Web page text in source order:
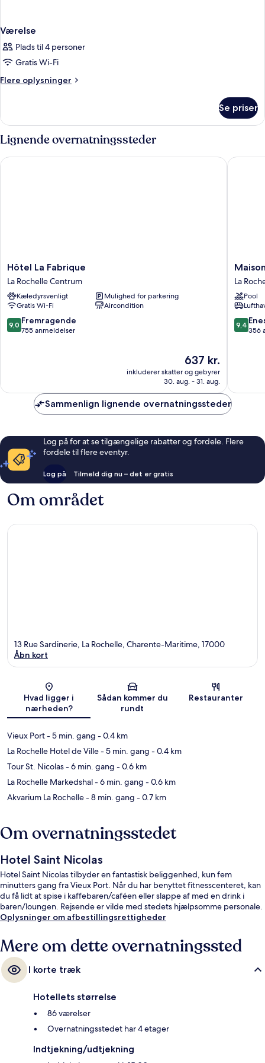
Værelse
Plads til 4 personer
Gratis Wi-Fi
Flere oplysninger
Flere
Se priser
Lignende overnatningssteder
Hôtel
La
Fabrique
La
Rochelle
Centrum
Hôtel La Fabrique
La Rochelle Centrum
Kæledyrsvenligt
Mulighed for parkering
Gratis Wi-Fi
Aircondition
9.0
ud
9,0 Fremragende
755 anmeldelser
Prisen
er
637 kr.
637 kr.
inkluderer skatter og gebyrer
30. aug. - 31. aug.
Hôtel La Fabrique
Maison
des
La
Rochelle
La
Pool
9.4
ud
9,4
356
Maison
Sammenlign lignende overnatningssteder
Log på for at se tilgængelige rabatter og fordele. Flere
fordele til flere eventyr.
Log på Tilmeld dig nu – det er gratis
Om området
Kort
13 Rue Sardinerie, La Rochelle, Charente-Maritime, 17000
Åbn kort
Hvad ligger i
nærheden?
Sådan kommer du
rundt
Restauranter
Vieux Port- 5 min. gang - 0.4 km
La Rochelle Hotel de Ville- 5 min. gang - 0.4 km
Tour St. Nicolas- 6 min. gang - 0.6 km
La Rochelle Markedshal- 6 min. gang - 0.6 km
Akvarium La Rochelle- 8 min. gang - 0.7 km
Om overnatningsstedet
Hotel Saint Nicolas
Hotel Saint Nicolas tilbyder en fantastisk beliggenhed, kun fem
minutters gang fra Vieux Port. Når du har benyttet fitnesscenteret, kan
du få lidt at spise i kaffebaren/caféen eller slappe af med en drink i
baren/loungen. Rejsende er vilde med stedets hjælpsomme personale.
Oplysninger om afbestillingsrettigheder
Mere om dette overnatningssted
I korte træk
Hotellets størrelse
86 værelser
Overnatningsstedet har 4 etager
Indtjekning/udtjekning